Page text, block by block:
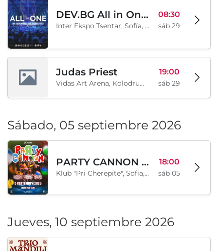
DEV.BG All in One 2026
Inter Ekspo Tsentar, Sofía, BG
08:30
sáb 29
Judas Priest
Vidas Art Arena, Kolodrum, Borisova gradina, Sofía, BG
19:00
sáb 29
Sábado, 05 septiembre 2026
PARTY CANNON live in Sofia
Klub "Pri Cherepite", Sofía, BG
18:00
sáb 05
Jueves, 10 septiembre 2026